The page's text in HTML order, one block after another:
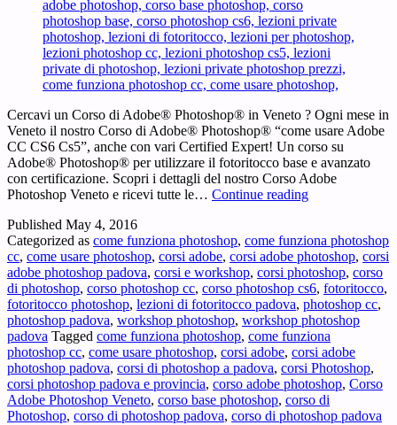
Cercavi un Corso di Adobe® Photoshop® in Veneto ? Ogni mese in
Veneto il nostro Corso di Adobe® Photoshop® “come usare Adobe
CC CS6 Cs5”, anche con vari Certified Expert! Un corso su
Adobe® Photoshop® per utilizzare il fotoritocco base e avanzato
con certificazione. Scopri i dettagli del nostro Corso Adobe
Photoshop Veneto e ricevi tutte le… Continue readingCorso
Veneto
–
Cercavi
un
Corso
di
Adobe®
Photoshop®
in
Veneto
?
Published May 4, 2016
Categorized as come funziona photoshop, come funziona photoshop
cc, come usare photoshop, corsi adobe, corsi adobe photoshop, corsi
adobe photoshop padova, corsi e workshop, corsi photoshop, corso
di photoshop, corso photoshop cc, corso photoshop cs6, fotoritocco,
fotoritocco photoshop, lezioni di fotoritocco padova, photoshop cc,
photoshop padova, workshop photoshop, workshop photoshop
padova Tagged come funziona photoshop, come funziona
photoshop cc, come usare photoshop, corsi adobe, corsi adobe
photoshop padova, corsi di photoshop a padova, corsi Photoshop,
corsi photoshop padova e provincia, corso adobe photoshop, Corso
Adobe Photoshop Veneto, corso base photoshop, corso di
Photoshop, corso di photoshop padova, corso di photoshop padova